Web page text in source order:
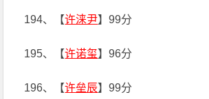
194、【许涞尹】99分
195、【许诺玺】96分
196、【许垒辰】99分